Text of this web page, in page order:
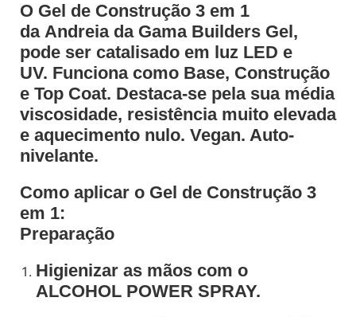
O Gel de Construção 3 em 1
da Andreia da Gama Builders Gel,
pode ser catalisado em luz LED e
UV. Funciona como Base, Construção
e Top Coat. Destaca-se pela sua média
viscosidade, resistência muito elevada
e aquecimento nulo. Vegan. Auto-
nivelante.
Como aplicar o Gel de Construção 3
em 1:
Preparação
Higienizar as mãos com o
ALCOHOL POWER SPRAY.